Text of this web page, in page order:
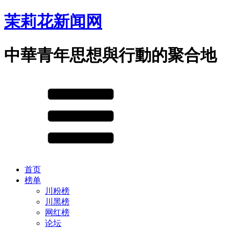
茉莉花新闻网
中華青年思想與行動的聚合地
首页
榜单
川粉榜
川黑榜
网红榜
论坛